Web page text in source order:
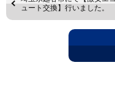
ュート交換】行いました。